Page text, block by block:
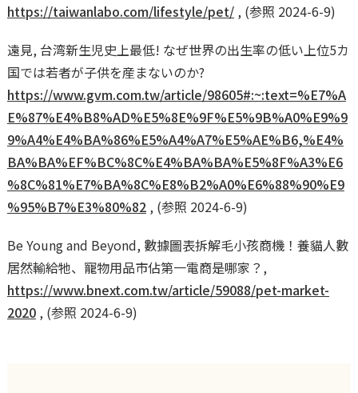
https://taiwanlabo.com/lifestyle/pet/, (参照 2024-6-9)
遠見, 台湾新生児史上最低! なぜ世界の出生率の低い上位5カ
国では若者が子供を産まないのか?
https://www.gvm.com.tw/article/98605#:~:text=%E7%A
E%87%E4%B8%AD%E5%8E%9F%E5%9B%A0%E9%9
9%A4%E4%BA%86%E5%A4%A7%E5%AE%B6,%E4%
BA%BA%EF%BC%8C%E4%BA%BA%E5%8F%A3%E6
%8C%81%E7%BA%8C%E8%B2%A0%E6%88%90%E9
%95%B7%E3%80%82, (参照 2024-6-9)
Be Young and Beyond, 數據圖表拆解毛小孩商機！養貓人數
居然輸給牠、寵物用品市佔第一電商是哪家？,
https://www.bnext.com.tw/article/59088/pet-market-
2020, (参照 2024-6-9)